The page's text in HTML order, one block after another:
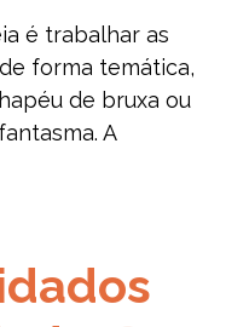
é trabalhar as
forma temática,
de bruxa ou
A